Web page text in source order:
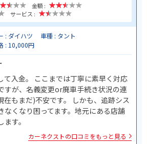
金額 :
サービス :
: ダイハツ
車種 : タント
: 10,000円
て入金。 ここまでは丁寧に素早く対応
すが、名義変更or廃車手続き状況の連
在もまだ)不安です。 しかも、追跡シス
なくなり困ってます。地元にある店舗
す。
カーネクストの口コミをもっと見る